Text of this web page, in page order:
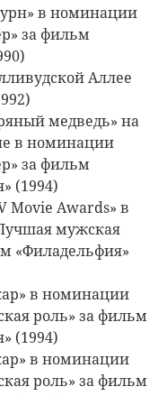
в номинации
за фильм
Аллее
медведь» на
в номинации
за фильм
(1994)
Movie Awards» в
мужская
«Филадельфия»
в номинации
роль» за фильм
(1994)
в номинации
роль» за фильм